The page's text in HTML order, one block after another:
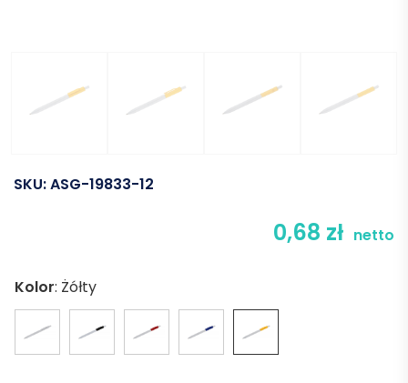
SKU:ASG-19833-12
0,68 zł netto
Kolor: Żółty